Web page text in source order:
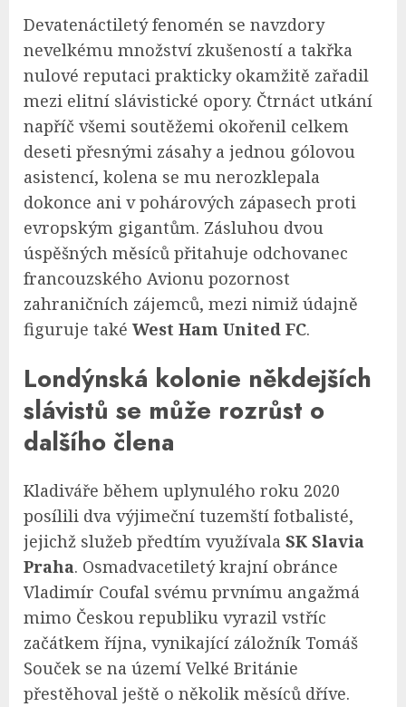
Devatenáctiletý fenomén se navzdory
nevelkému množství zkušeností a takřka
nulové reputaci prakticky okamžitě zařadil
mezi elitní slávistické opory. Čtrnáct utkání
napříč všemi soutěžemi okořenil celkem
deseti přesnými zásahy a jednou gólovou
asistencí, kolena se mu nerozklepala
dokonce ani v pohárových zápasech proti
evropským gigantům. Zásluhou dvou
úspěšných měsíců přitahuje odchovanec
francouzského Avionu pozornost
zahraničních zájemců, mezi nimiž údajně
figuruje také West Ham United FC.
Londýnská kolonie někdejších
slávistů se může rozrůst o
dalšího člena
Kladiváře během uplynulého roku 2020
posílili dva výjimeční tuzemští fotbalisté,
jejichž služeb předtím využívala SK Slavia
Praha. Osmadvacetiletý krajní obránce
Vladimír Coufal svému prvnímu angažmá
mimo Českou republiku vyrazil vstříc
začátkem října, vynikající záložník Tomáš
Souček se na území Velké Británie
přestěhoval ještě o několik měsíců dříve.